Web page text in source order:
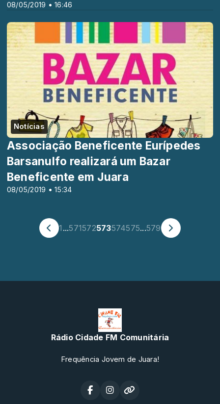
08/05/2019 • 16:46
Notícias
08/05/2019 • 15:34
Associação Beneficente Eurípedes
Barsanulfo realizará um Bazar
Beneficente em Juara
1 ...571572573574575...579
Rádio Cidade FM Comunitária
Frequência Jovem de Juara!